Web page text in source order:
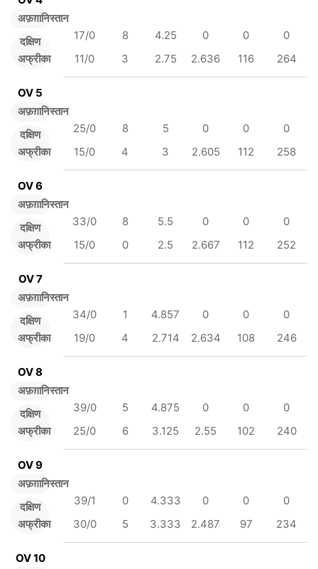
अफ़ग़ानिस्तान
दक्षिण
अफ्रीका
17/0 8 4.25 0 0
0
11/0
3 2.75 2.636 116 264
OV 5
अफ़ग़ानिस्तान
दक्षिण
अफ्रीका
25/0 8 5 0 0
0
15/0
4 3 2.605 112 258
OV 6
अफ़ग़ानिस्तान
दक्षिण
अफ्रीका
33/0 8 5.5 0 0
0
15/0
0 2.5 2.667 112 252
OV 7
अफ़ग़ानिस्तान
दक्षिण
अफ्रीका
34/0 1 4.857 0 0
0
19/0
4 2.714 2.634 108 246
OV 8
अफ़ग़ानिस्तान
दक्षिण
अफ्रीका
39/0 5 4.875 0 0
0
25/0
6 3.125 2.55 102 240
OV 9
अफ़ग़ानिस्तान
दक्षिण
अफ्रीका
39/1 0 4.333 0 0
0
30/0
5 3.333 2.487 97 234
OV 10